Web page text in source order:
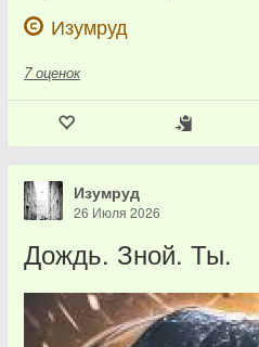
Изумруд
7 оценок
Изумруд
26 Июля 2026
Дождь. Зной. Ты.